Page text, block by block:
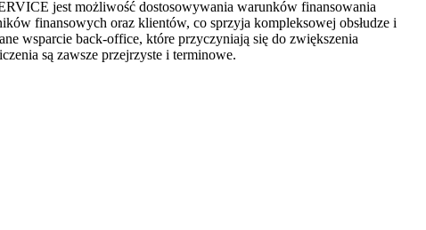
jest możliwość dostosowywania warunków finansowania
finansowych oraz klientów, co sprzyja kompleksowej obsłudze i
wsparcie back-office, które przyczyniają się do zwiększenia
są zawsze przejrzyste i terminowe.